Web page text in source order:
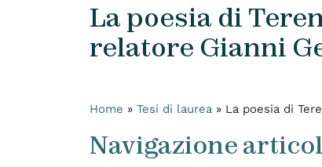
La poesia di
relatore Gianni
Home » Tesi di laurea » La poesia di
Navigazione